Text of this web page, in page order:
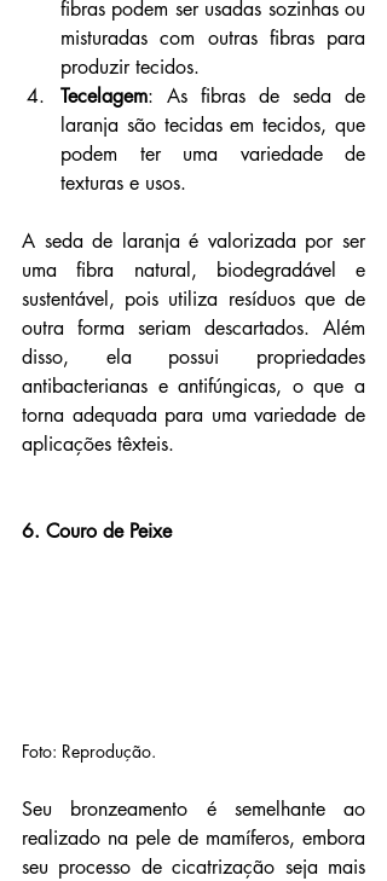
fibras podem ser usadas sozinhas ou
misturadas com outras fibras para
produzir tecidos.
Tecelagem: As fibras de seda de
laranja são tecidas em tecidos, que
podem ter uma variedade de
texturas e usos.
A seda de laranja é valorizada por ser
uma fibra natural, biodegradável e
sustentável, pois utiliza resíduos que de
outra forma seriam descartados. Além
disso, ela possui propriedades
antibacterianas e antifúngicas, o que a
torna adequada para uma variedade de
aplicações têxteis.
6. Couro de Peixe
Foto: Reprodução.
Seu bronzeamento é semelhante ao
realizado na pele de mamíferos, embora
seu processo de cicatrização seja mais